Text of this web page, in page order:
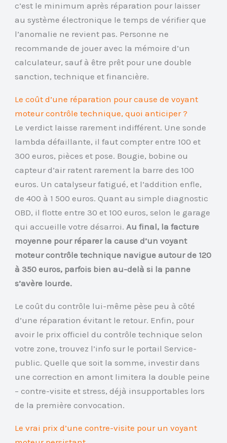
c’est le minimum après réparation pour laisser
au système électronique le temps de vérifier que
l’anomalie ne revient pas. Personne ne
recommande de jouer avec la mémoire d’un
calculateur, sauf à être prêt pour une double
sanction, technique et financière.
Le coût d’une réparation pour cause de voyant
moteur contrôle technique, quoi anticiper ?
Le verdict laisse rarement indifférent. Une sonde
lambda défaillante, il faut compter entre 100 et
300 euros, pièces et pose. Bougie, bobine ou
capteur d’air ratent rarement la barre des 100
euros. Un catalyseur fatigué, et l’addition enfle,
de 400 à 1 500 euros. Quant au simple diagnostic
OBD, il flotte entre 30 et 100 euros, selon le garage
qui accueille votre désarroi.Au final, la facture
moyenne pour réparer la cause d’un voyant
moteur contrôle technique navigue autour de 120
à 350 euros, parfois bien au-delà si la panne
s’avère lourde.
Le coût du contrôle lui-même pèse peu à côté
d’une réparation évitant le retour. Enfin, pour
avoir le prix officiel du contrôle technique selon
votre zone, trouvez l’info sur le portail Service-
public. Quelle que soit la somme, investir dans
une correction en amont limitera la double peine
– contre-visite et stress, déjà insupportables lors
de la première convocation.
Le vrai prix d’une contre-visite pour un voyant